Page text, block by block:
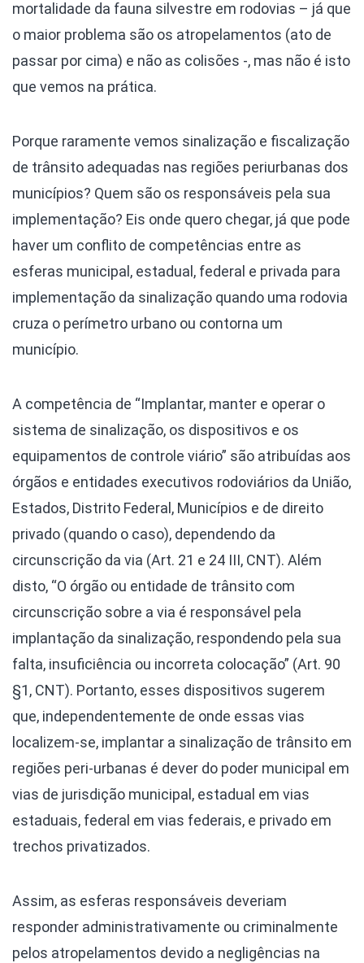
mortalidade da fauna silvestre em rodovias – já que
o maior problema são os atropelamentos (ato de
passar por cima) e não as colisões -, mas não é isto
que vemos na prática.
Porque raramente vemos sinalização e fiscalização
de trânsito adequadas nas regiões periurbanas dos
municípios? Quem são os responsáveis pela sua
implementação? Eis onde quero chegar, já que pode
haver um conflito de competências entre as
esferas municipal, estadual, federal e privada para
implementação da sinalização quando uma rodovia
cruza o perímetro urbano ou contorna um
município.
A competência de “Implantar, manter e operar o
sistema de sinalização, os dispositivos e os
equipamentos de controle viário” são atribuídas aos
órgãos e entidades executivos rodoviários da União,
Estados, Distrito Federal, Municípios e de direito
privado (quando o caso), dependendo da
circunscrição da via (Art. 21 e 24 III, CNT). Além
disto, “O órgão ou entidade de trânsito com
circunscrição sobre a via é responsável pela
implantação da sinalização, respondendo pela sua
falta, insuficiência ou incorreta colocação” (Art. 90
§1, CNT). Portanto, esses dispositivos sugerem
que, independentemente de onde essas vias
localizem-se, implantar a sinalização de trânsito em
regiões peri-urbanas é dever do poder municipal em
vias de jurisdição municipal, estadual em vias
estaduais, federal em vias federais, e privado em
trechos privatizados.
Assim, as esferas responsáveis deveriam
responder administrativamente ou criminalmente
pelos atropelamentos devido a negligências na